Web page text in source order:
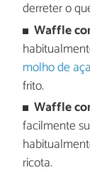
derreter o
Waffle
molho de
frito.
Waffle
facilmente
ricota.